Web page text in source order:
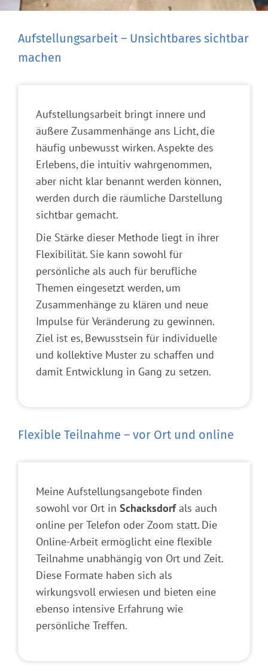
Aufstellungsarbeit – Unsichtbares sichtbar
machen
Aufstellungsarbeit bringt innere und
äußere Zusammenhänge ans Licht, die
häufig unbewusst wirken. Aspekte des
Erlebens, die intuitiv wahrgenommen,
aber nicht klar benannt werden können,
werden durch die räumliche Darstellung
sichtbar gemacht.
Die Stärke dieser Methode liegt in ihrer
Flexibilität. Sie kann sowohl für
persönliche als auch für berufliche
Themen eingesetzt werden, um
Zusammenhänge zu klären und neue
Impulse für Veränderung zu gewinnen.
Ziel ist es, Bewusstsein für individuelle
und kollektive Muster zu schaffen und
damit Entwicklung in Gang zu setzen.
Flexible Teilnahme – vor Ort und online
Meine Aufstellungsangebote finden
sowohl vor Ort in Schacksdorfals auch
online per Telefon oder Zoom statt. Die
Online-Arbeit ermöglicht eine flexible
Teilnahme unabhängig von Ort und Zeit.
Diese Formate haben sich als
wirkungsvoll erwiesen und bieten eine
ebenso intensive Erfahrung wie
persönliche Treffen.